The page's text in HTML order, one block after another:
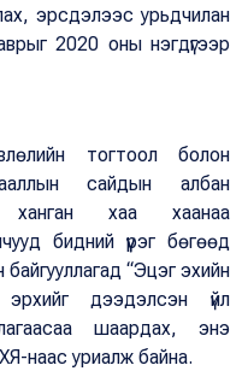
эрсдэлээс урьдчилан
2020 оны нэгдүгээр
тогтоол болон
сайдын албан
ханган хаа хаанаа
бидний үүрэг бөгөөд
байгууллагад “Эцэг эхийн
эрхийг дээдэлсэн үйл
шаардах, энэ
наас уриалж байна.